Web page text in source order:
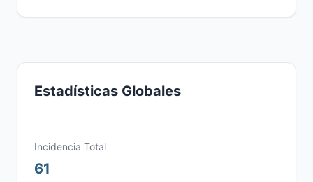
Estadísticas Globales
Incidencia Total
61